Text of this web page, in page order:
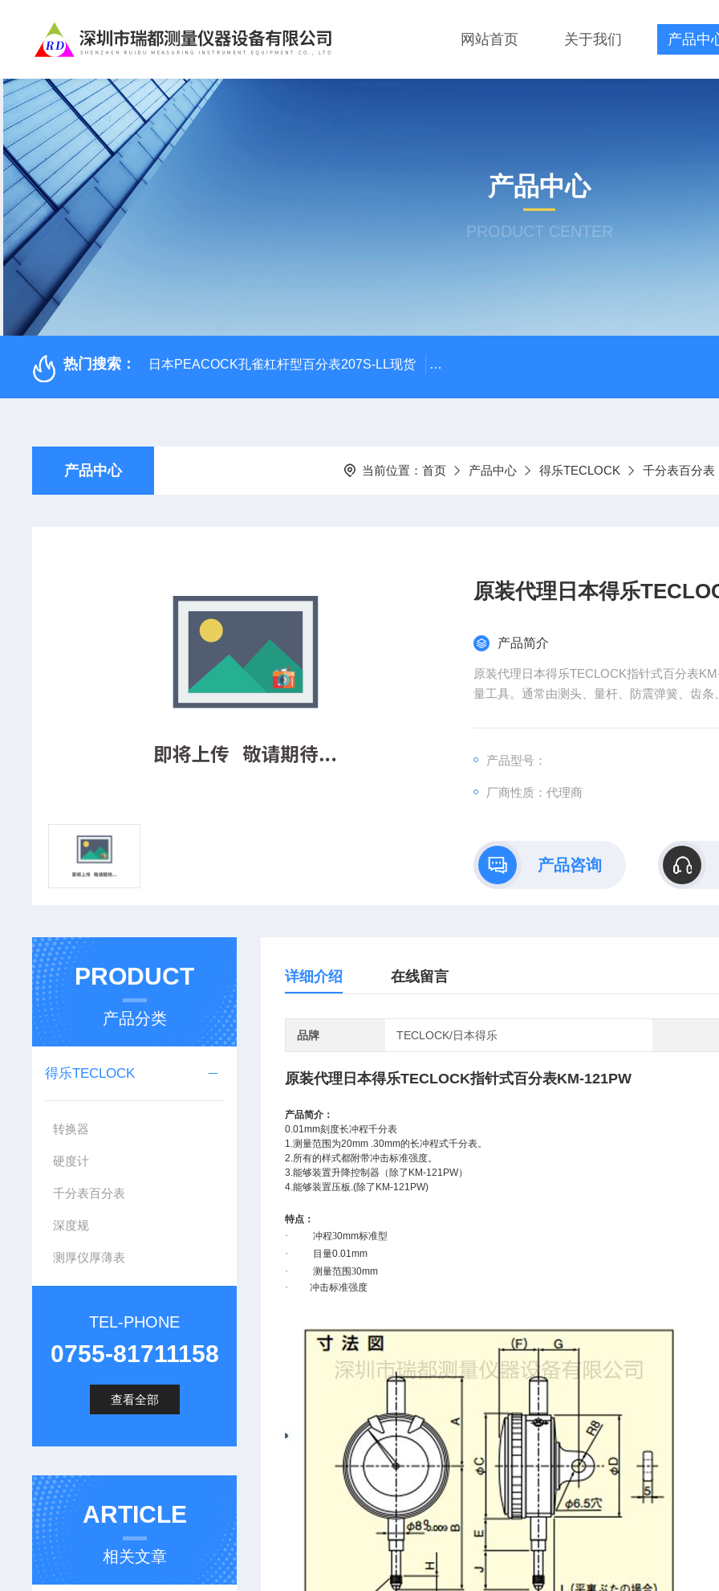
网站首页 关于我们 产品中
产品中心
PRODUCT CENTER
热门搜索： 日本PEACOCK孔雀杠杆型百分表207S-LL现货 日本指针式PEACOCK孔雀杠杆百分表207F-T
产品中心 当前位置： 首页 产品中心 得乐TECLOCK 千分表百分表
原装代理日本得乐
产品简介
原装代理日本得乐TECLOCK指针式百分表
量工具。通常由测头、量杆、防震弹簧、齿条
产品型号：
厂商性质：代理商
产品咨询
PRODUCT
产品分类
得乐TECLOCK
转换器
硬度计
千分表百分表
深度规
测厚仪厚薄表
TEL-PHONE
0755-81711158
查看全部
ARTICLE
相关文章
详细介绍 在线留言
品牌 TECLOCK/日本得乐
原装代理日本得乐TECLOCK指针式百分表KM-121PW
产品简介：
0.01mm刻度长冲程千分表
1.测量范围为20mm .30mm的长冲程式千分表。
2.所有的样式都附带冲击标准强度。
3.能够装置升降控制器（除了 KM-121PW）
4.能够装置压板.(除了 KM-121PW)
特点：
· 冲程30mm标准型
· 目量0.01mm
· 测量范围30mm
·冲击标准强度